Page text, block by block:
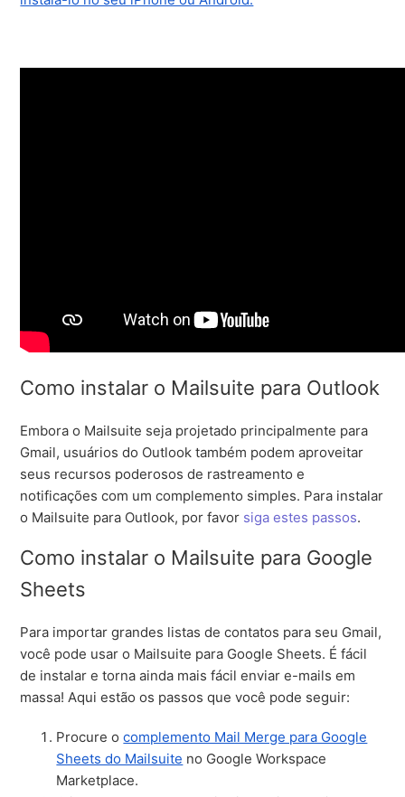
Como instalar o Mailsuite para Outlook
Embora o Mailsuite seja projetado principalmente para
Gmail, usuários do Outlook também podem aproveitar
seus recursos poderosos de rastreamento e
notificações com um complemento simples. Para instalar
o Mailsuite para Outlook, por favor siga estes passos.
Como instalar o Mailsuite para Google
Sheets
Para importar grandes listas de contatos para seu Gmail,
você pode usar o Mailsuite para Google Sheets. É fácil
de instalar e torna ainda mais fácil enviar e-mails em
massa! Aqui estão os passos que você pode seguir:
Procure ocomplemento Mail Merge para Google
Sheets do Mailsuite no Google Workspace
Marketplace.